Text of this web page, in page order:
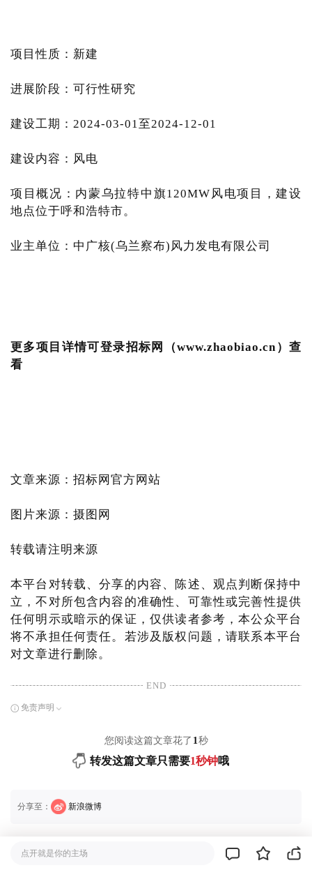
项目性质：新建
进展阶段：可行性研究
建设工期：2024-03-01至2024-12-01
建设内容：风电
项目概况：内蒙乌拉特中旗120MW风电项目，建设
地点位于呼和浩特市。
业主单位：中广核(乌兰察布)风力发电有限公司
更多项目详情可登录招标网（www.zhaobiao.cn）查
看
文章来源：招标网官方网站
图片来源：摄图网
转载请注明来源
本平台对转载、分享的内容、陈述、观点判断保持中
立，不对所包含内容的准确性、可靠性或完善性提供
任何明示或暗示的保证，仅供读者参考，本公众平台
将不承担任何责任。若涉及版权问题，请联系本平台
对文章进行删除。
END
免责声明
您阅读这篇文章花了 1秒
转发这篇文章只需要1秒钟哦
分享至： 新浪微博
点开就是你的主场